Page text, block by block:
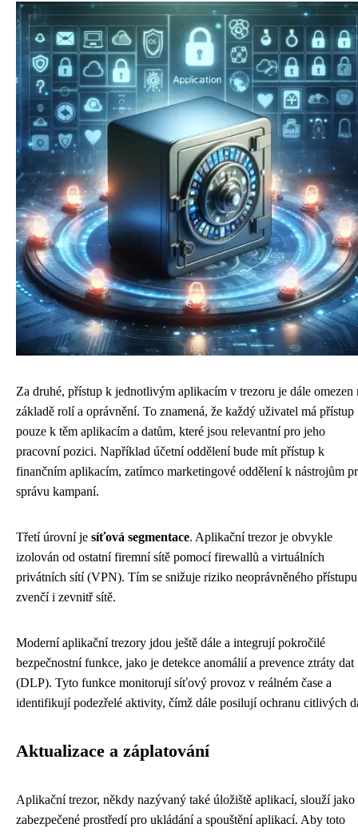
Za druhé, přístup k jednotlivým aplikacím v trezoru je dále omezen
základě rolí a oprávnění. To znamená, že každý uživatel má přístup
pouze k těm aplikacím a datům, které jsou relevantní pro jeho
pracovní pozici. Například účetní oddělení bude mít přístup k
finančním aplikacím, zatímco marketingové oddělení k nástrojům
správu kampaní.
Třetí úrovní je síťová segmentace. Aplikační trezor je obvykle
izolován od ostatní firemní sítě pomocí firewallů a virtuálních
privátních sítí (VPN). Tím se snižuje riziko neoprávněného přístupu
zvenčí i zevnitř sítě.
Moderní aplikační trezory jdou ještě dále a integrují pokročilé
bezpečnostní funkce, jako je detekce anomálií a prevence ztráty dat
(DLP). Tyto funkce monitorují síťový provoz v reálném čase a
identifikují podezřelé aktivity, čímž dále posilují ochranu citlivých
Aktualizace a záplatování
Aplikační trezor, někdy nazývaný také úložiště aplikací, slouží jako
zabezpečené prostředí pro ukládání a spouštění aplikací. Aby toto